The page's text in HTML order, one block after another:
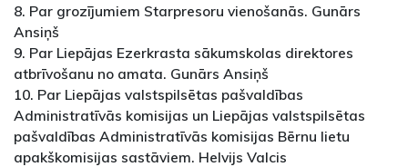
8. Par grozījumiem Starpresoru vienošanās. Gunārs
Ansiņš
9. Par Liepājas Ezerkrasta sākumskolas direktores
atbrīvošanu no amata. Gunārs Ansiņš
10. Par Liepājas valstspilsētas pašvaldības
Administratīvās komisijas un Liepājas valstspilsētas
pašvaldības Administratīvās komisijas Bērnu lietu
apakškomisijas sastāviem. Helvijs Valcis